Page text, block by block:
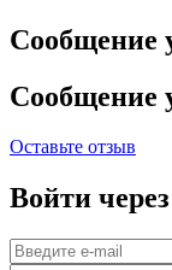
Сообщение
Сообщение
Оставьте отзыв
Войти